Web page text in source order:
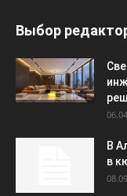
Выбор
В
в